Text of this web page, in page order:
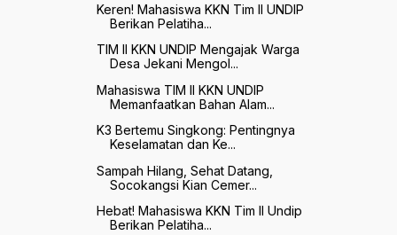
Keren! Mahasiswa KKN Tim II UNDIP
Berikan Pelatiha...
TIM II KKN UNDIP Mengajak Warga
Desa Jekani Mengol...
Mahasiswa TIM II KKN UNDIP
Memanfaatkan Bahan Alam...
K3 Bertemu Singkong: Pentingnya
Keselamatan dan Ke...
Sampah Hilang, Sehat Datang,
Socokangsi Kian Cemer...
Hebat! Mahasiswa KKN Tim II Undip
Berikan Pelatiha...